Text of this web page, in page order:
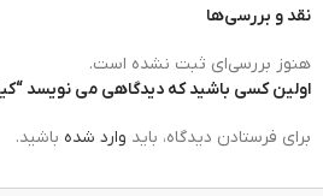
نقد و بررسی‌ها
هنوز بررسی‌ای ثبت نشده است.
اولین کسی باشید که دیدگاهی می نویسد
برای فرستادن دیدگاه، باید وارد شده باشید.